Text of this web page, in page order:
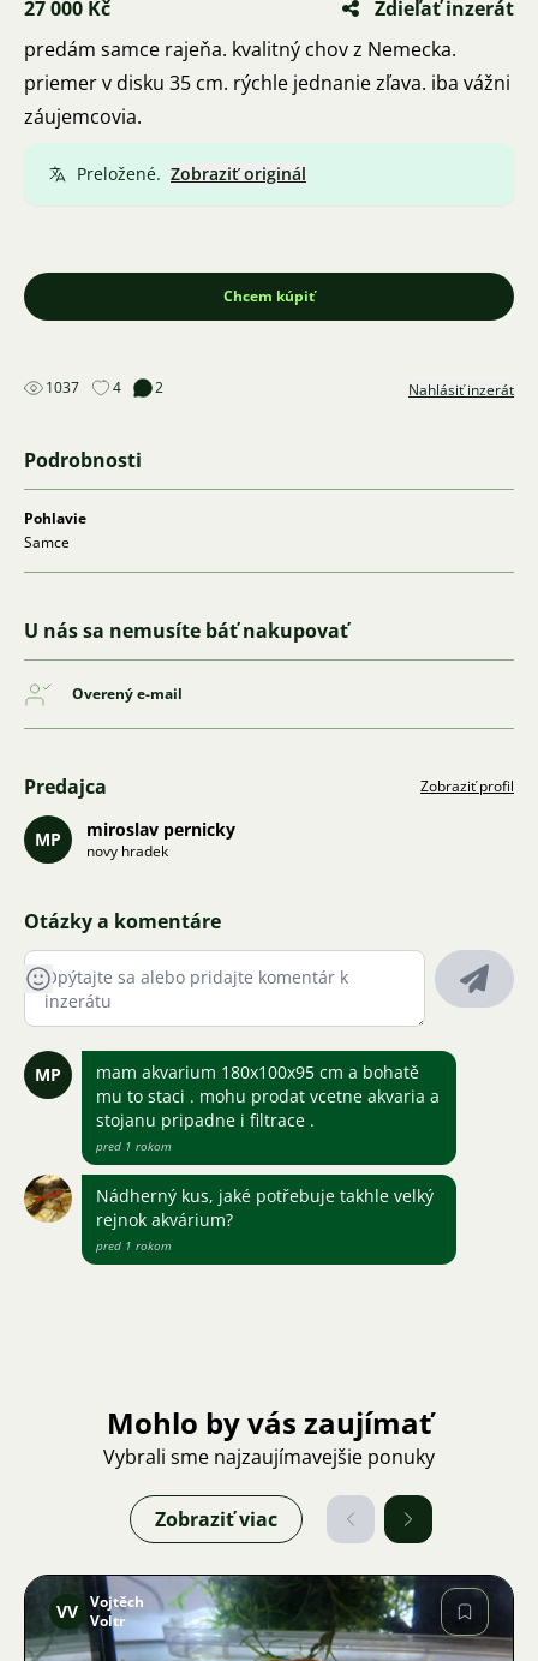
27 000 Kč
Zdieľať inzerát
predám samce rajeňa. kvalitný chov z Nemecka.
priemer v disku 35 cm. rýchle jednanie zľava. iba vážni
záujemcovia.
Preložené. Zobraziť originál
Chcem kúpiť
1037 4 2 Nahlásiť inzerát
Podrobnosti
Pohlavie
Samce
U nás sa nemusíte báť nakupovať
Overený e-mail
Predajca Zobraziť profil
MP miroslav pernicky
novy hradek
Otázky a komentáre
MP
mam akvarium 180x100x95 cm a bohatě
mu to staci . mohu prodat vcetne akvaria a
stojanu pripadne i filtrace .
pred 1 rokom
Nádherný kus, jaké potřebuje takhle velký
rejnok akvárium?
pred 1 rokom
Mohlo by vás zaujímať
Vybrali sme najzaujímavejšie ponuky
Zobraziť viac
VV Vojtěch
Voltr